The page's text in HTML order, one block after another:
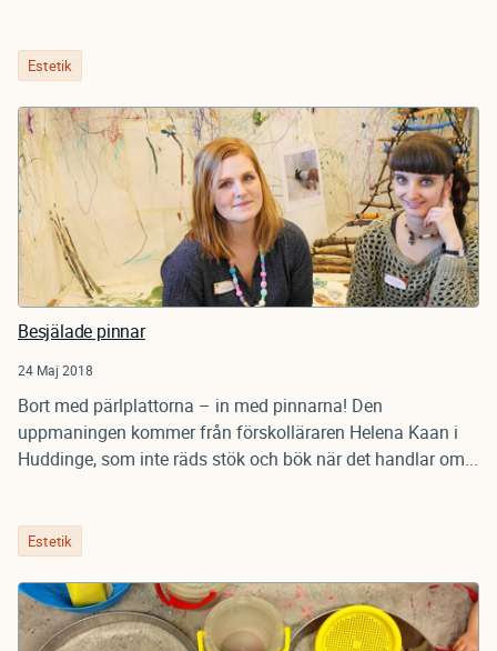
Estetik
Besjälade pinnar
24 Maj 2018
Bort med pärlplattorna – in med pinnarna! Den
uppmaningen kommer från förskolläraren Helena Kaan i
Huddinge, som inte räds stök och bök när det handlar om...
Estetik